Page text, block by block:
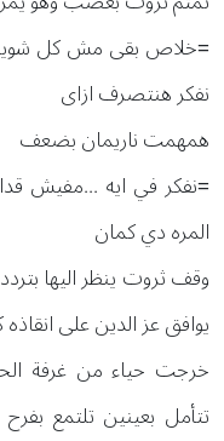
=خلاص بقى مش كل شويه
نفكر هنتصرف ازاى
همهمت ناريمان بضعف
=نفكر في ايه ...مفيش
المره دي كمان
وقف ثروت ينظر اليها
يوافق عز الدين على
خرجت حياء من غرفة
تتأمل بعينين تلتمع